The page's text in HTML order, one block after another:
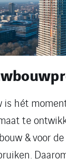
is hét
te
& voor